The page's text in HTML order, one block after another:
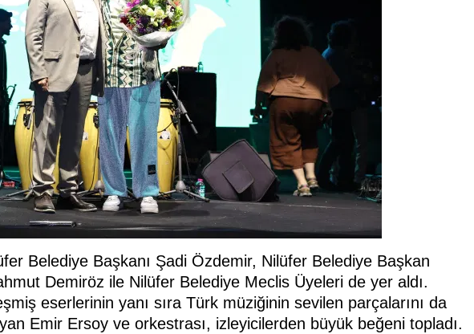
Belediye Başkanı Şadi Özdemir, Nilüfer Belediye Başkan
Demiröz ile Nilüfer Belediye Meclis Üyeleri de yer aldı.
eserlerinin yanı sıra Türk müziğinin sevilen parçalarını da
Emir Ersoy ve orkestrası, izleyicilerden büyük beğeni topladı.